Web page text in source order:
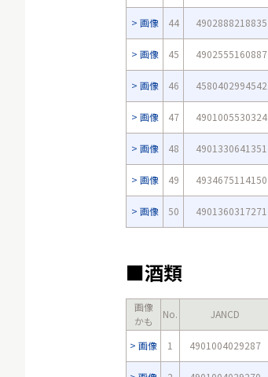
画像 44 4902888218835
画像 45 4902555160887
画像 46 4580402994542
画像 47 4901005530324
画像 48 4901330641351
画像 49 4934675114150
画像 50 4901360317271
■酒類
画像
かも
No. JANCD
画像 1 4901004029287